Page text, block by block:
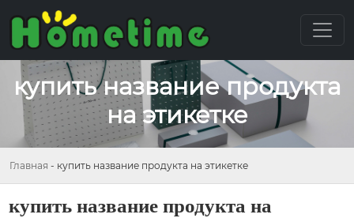
купить название продукта
на этикетке
Главная - купить название продукта на этикетке
купить название продукта на